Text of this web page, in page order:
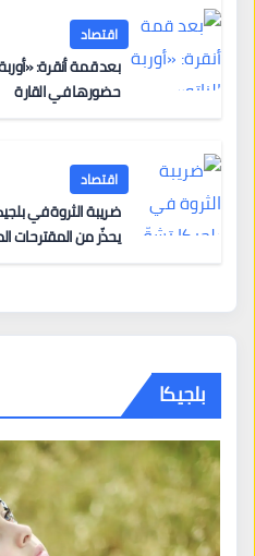
اقتصاد
بعد قمة أنقرة:
حضورها في القارة
اقتصاد
يحذّر من المقترحات
بلجيكا